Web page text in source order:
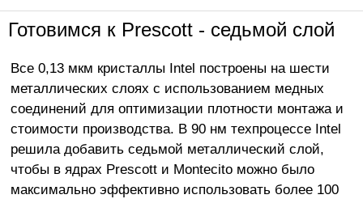
Готовимся к Prescott - седьмой слой
Все 0,13 мкм кристаллы Intel построены на шести
металлических слоях с использованием медных
соединений для оптимизации плотности монтажа и
стоимости производства. В 90 нм техпроцессе Intel
решила добавить седьмой металлический слой,
чтобы в ядрах Prescott и Montecito можно было
максимально эффективно использовать более 100